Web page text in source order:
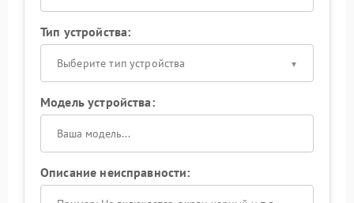
Тип устройства:
Выберите тип устройства
Модель устройства:
Описание неисправности: